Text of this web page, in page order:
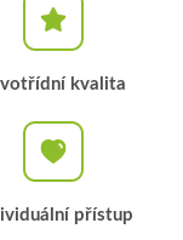
kvalita
přístup